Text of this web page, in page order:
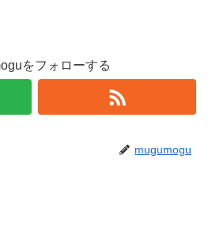
をフォローする
mugumogu